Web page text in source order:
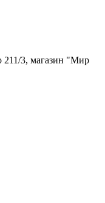
211/3, магазин "Мир